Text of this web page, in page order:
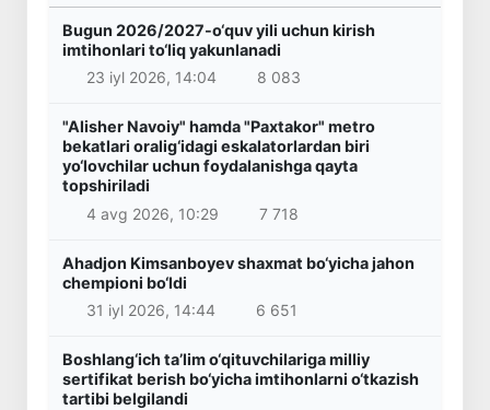
Bugun 2026/2027-o‘quv yili uchun kirish
imtihonlari to‘liq yakunlanadi
23 iyl 2026, 14:04
8 083
"Alisher Navoiy" hamda "Paxtakor" metro
bekatlari oralig‘idagi eskalatorlardan biri
yo‘lovchilar uchun foydalanishga qayta
topshiriladi
4 avg 2026, 10:29
7 718
Ahadjon Kimsanboyev shaxmat bo‘yicha jahon
chempioni bo‘ldi
31 iyl 2026, 14:44
6 651
Boshlang‘ich ta’lim o‘qituvchilariga milliy
sertifikat berish bo‘yicha imtihonlarni o‘tkazish
tartibi belgilandi